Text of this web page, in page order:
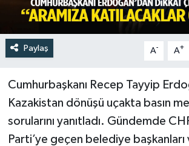
Paylaş A- A+
Cumhurbaşkanı Recep Tayyip
Kazakistan dönüşü uçakta basın
sorularını yanıtladı. Gündemde
Parti’ye geçen belediye başkanları